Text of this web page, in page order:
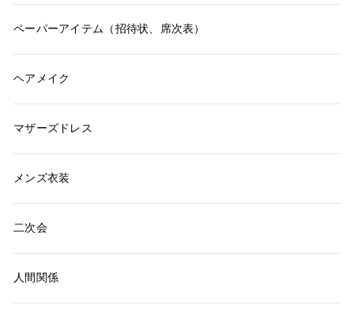
ペーパーアイテム（招待状、席次表）
ヘアメイク
マザーズドレス
メンズ衣装
二次会
人間関係